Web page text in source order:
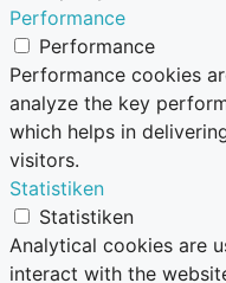
Performance
Performance
Performance cookies
analyze the key
which helps in
visitors.
Statistiken
Statistiken
Analytical cookies are
interact with the